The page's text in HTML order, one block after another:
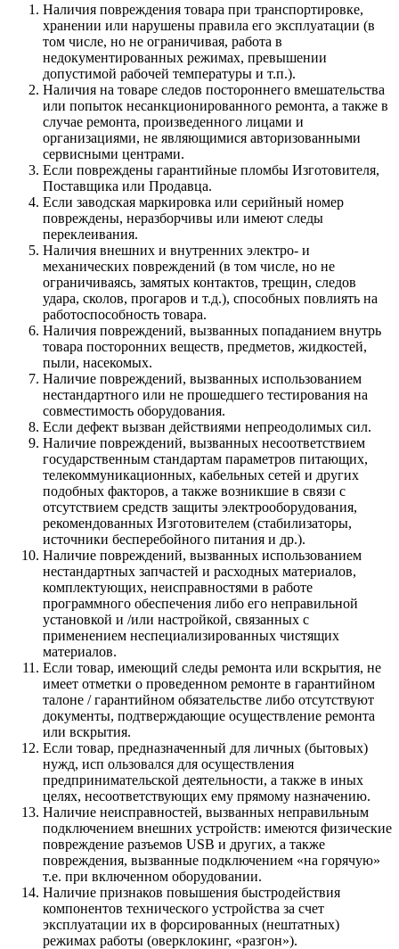
Наличия повреждения товара при транспортировке,
хранении или нарушены правила его эксплуатации (в
том числе, но не ограничивая, работа в
недокументированных режимах, превышении
допустимой рабочей температуры и т.п.).
Наличия на товаре следов постороннего вмешательства
или попыток несанкционированного ремонта, а также в
случае ремонта, произведенного лицами и
организациями, не являющимися авторизованными
сервисными центрами.
Если повреждены гарантийные пломбы Изготовителя,
Поставщика или Продавца.
Если заводская маркировка или серийный номер
повреждены, неразборчивы или имеют следы
переклеивания.
Наличия внешних и внутренних электро- и
механических повреждений (в том числе, но не
ограничиваясь, замятых контактов, трещин, следов
удара, сколов, прогаров и т.д.), способных повлиять на
работоспособность товара.
Наличия повреждений, вызванных попаданием внутрь
товара посторонних веществ, предметов, жидкостей,
пыли, насекомых.
Наличие повреждений, вызванных использованием
нестандартного или не прошедшего тестирования на
совместимость оборудования.
Если дефект вызван действиями непреодолимых сил.
Наличие повреждений, вызванных несоответствием
государственным стандартам параметров питающих,
телекоммуникационных, кабельных сетей и других
подобных факторов, а также возникшие в связи с
отсутствием средств защиты электрооборудования,
рекомендованных Изготовителем (стабилизаторы,
источники бесперебойного питания и др.).
Наличие повреждений, вызванных использованием
нестандартных запчастей и расходных материалов,
комплектующих, неисправностями в работе
программного обеспечения либо его неправильной
установкой и /или настройкой, связанных с
применением неспециализированных чистящих
материалов.
Если товар, имеющий следы ремонта или вскрытия, не
имеет отметки о проведенном ремонте в гарантийном
талоне / гарантийном обязательстве либо отсутствуют
документы, подтверждающие осуществление ремонта
или вскрытия.
Если товар, предназначенный для личных (бытовых)
нужд, исп ользовался для осуществления
предпринимательской деятельности, а также в иных
целях, несоответствующих ему прямому назначению.
Наличие неисправностей, вызванных неправильным
подключением внешних устройств: имеются физические
повреждение разъемов USB и других, а также
повреждения, вызванные подключением «на горячую»
т.е. при включенном оборудовании.
Наличие признаков повышения быстродействия
компонентов технического устройства за счет
эксплуатации их в форсированных (нештатных)
режимах работы (оверклокинг, «разгон»).